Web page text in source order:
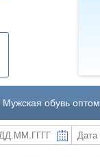
Мужская обувь оптом